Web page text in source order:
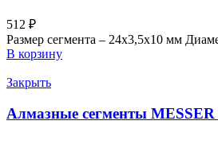
512 ₽
Размер сегмента – 24х3,5х10 мм
В корзину
Закрыть
Алмазные сегменты